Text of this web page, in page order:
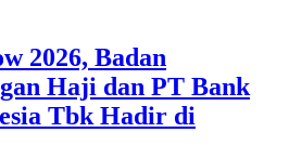
2026, Badan
Haji dan PT Bank
Tbk Hadir di